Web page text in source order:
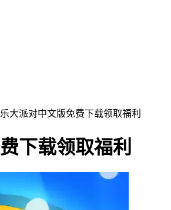
大派对中文版免费下载领取福利
下载领取福利